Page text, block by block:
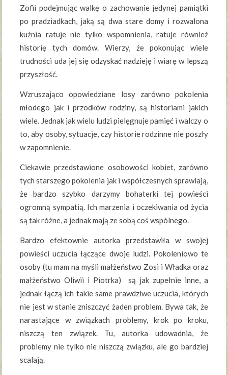
Zofii podejmując walkę o zachowanie jedynej pamiątki
po pradziadkach, jaką są dwa stare domy i rozwalona
kuźnia ratuje nie tylko wspomnienia, ratuje również
historię tych domów. Wierzy, że pokonując wiele
trudności uda jej się odzyskać nadzieję i wiarę w lepszą
przyszłość.
Wzruszająco opowiedziane losy zarówno pokolenia
młodego jak i przodków rodziny, są historiami jakich
wiele. Jednak jak wielu ludzi pielęgnuje pamięć i walczy o
to, aby osoby, sytuacje, czy historie rodzinne nie poszły
w zapomnienie.
Ciekawie przedstawione osobowości kobiet, zarówno
tych starszego pokolenia jak i współczesnych sprawiają,
że bardzo szybko darzymy bohaterki tej powieści
ogromną sympatią. Ich marzenia i oczekiwania od życia
są tak różne, a jednak mają ze sobą coś wspólnego.
Bardzo efektownie autorka przedstawiła w swojej
powieści uczucia łączące dwoje ludzi. Pokoleniowo te
osoby (tu mam na myśli małżeństwo Zosi i Władka oraz
małżeństwo Oliwii i Piotrka) są jak zupełnie inne, a
jednak łączą ich takie same prawdziwe uczucia, których
nie jest w stanie zniszczyć żaden problem. Bywa tak, że
narastające w związkach problemy, krok po kroku,
niszczą ten związek. Tu, autorka udowadnia, że
problemy nie tylko nie niszczą związku, ale go bardziej
scalają.